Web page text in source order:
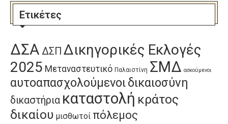
Ετικέτες
ΔΣΑ ΔΣΠ Δικηγορικές Εκλογές
2025 Μεταναστευτικό Παλαιστίνη ΣΜΔ ασκούμενοι
αυτοαπασχολούμενοιδικαιοσύνη
δικαστήρια καταστολή κράτος
δικαίου μισθωτοί πόλεμος